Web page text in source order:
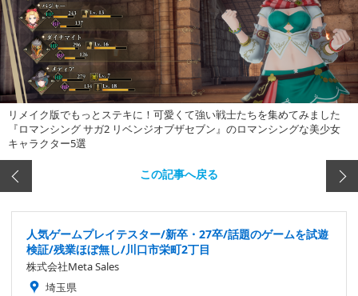
リメイク版でもっとステキに！可愛くて強い戦士たちを集めてみました
『ロマンシング サガ2 リベンジオブザセブン』のロマンシングな美少女
キャラクター5選
この記事へ戻る
人気ゲームプレイテスター/新卒・27卒/話題のゲームを試遊
検証/残業ほぼ無し/川口市栄町2丁目
株式会社Meta Sales
埼玉県